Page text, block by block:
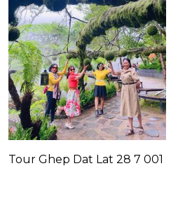
Tour Ghep Dat Lat 28 7 001